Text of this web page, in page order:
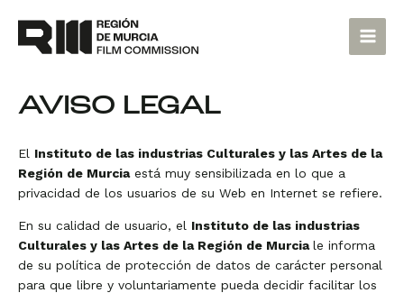
contenido
Main
AVISO LEGAL
El Instituto de las industrias Culturales y las Artes de la
Región de Murciaestá muy sensibilizada en lo que a
privacidad de los usuarios de su Web en Internet se refiere.
En su calidad de usuario, el Instituto de las industrias
Culturales y las Artes de la Región de Murciale informa
de su política de protección de datos de carácter personal
para que libre y voluntariamente pueda decidir facilitar los